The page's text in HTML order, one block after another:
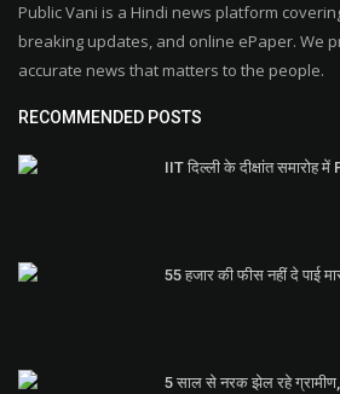
Public Vani is a Hindi news platform
breaking updates, and online ePaper. We
accurate news that matters to the people.
RECOMMENDED POSTS
IIT दिल्ली के दीक्षांत समारोह
55 हजार की फीस नहीं दे पाई
5 साल से नरक झेल रहे